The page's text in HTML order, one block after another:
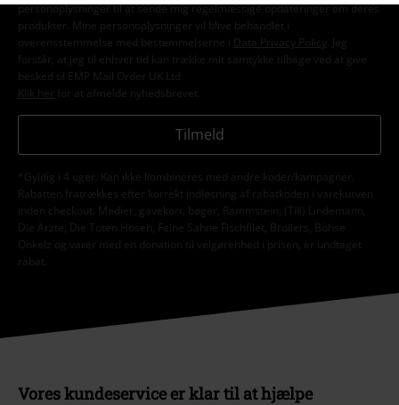
personoplysninger til at sende mig regelmæssige opdateringer om deres
produkter. Mine personoplysninger vil blive behandlet i
overensstemmelse med bestemmelserne i
Data Privacy Policy
. Jeg
forstår, at jeg til enhver tid kan trække mit samtykke tilbage ved at give
besked til EMP Mail Order UK Ltd.
Klik her
for at afmelde nyhedsbrevet.
Tilmeld
*Gyldig i 4 uger. Kan ikke kombineres med andre koder/kampagner.
Rabatten fratrækkes efter korrekt indløsning af rabatkoden i varekurven
inden checkout. Medier, gavekort, bøger, Rammstein, (Till) Lindemann,
Die Ärzte, Die Toten Hosen, Feine Sahne Fischfilet, Broilers, Böhse
Onkelz og varer med en donation til velgørenhed i prisen, er undtaget
rabat.
Vores kundeservice er klar til at hjælpe